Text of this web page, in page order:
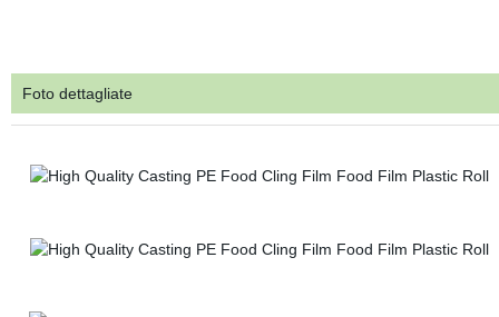
Foto dettagliate